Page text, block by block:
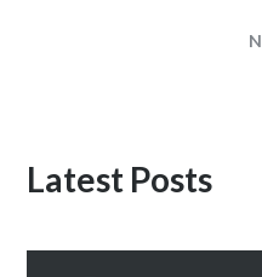
Latest Posts